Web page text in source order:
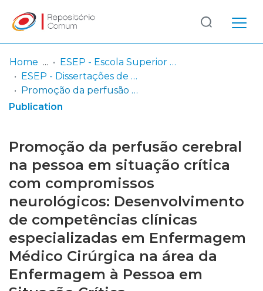
Communities
& Collections
Statistics
Log
In
(current)
Home
ESEP - Escola Superior de Enfermagem - Universidade do Porto
ESEP - Dissertações de Mestrado
Promoção da perfusão cerebral na pessoa em situação crítica com compromissos neurológicos: Desenvolvimento de competências clínicas especializadas em Enfermagem Médico Cirúrgica na área da Enfermagem à Pessoa em Situação Crítica
Publication
Promoção da perfusão cerebral
na pessoa em situação crítica
com compromissos
neurológicos: Desenvolvimento
de competências clínicas
especializadas em Enfermagem
Médico Cirúrgica na área da
Enfermagem à Pessoa em